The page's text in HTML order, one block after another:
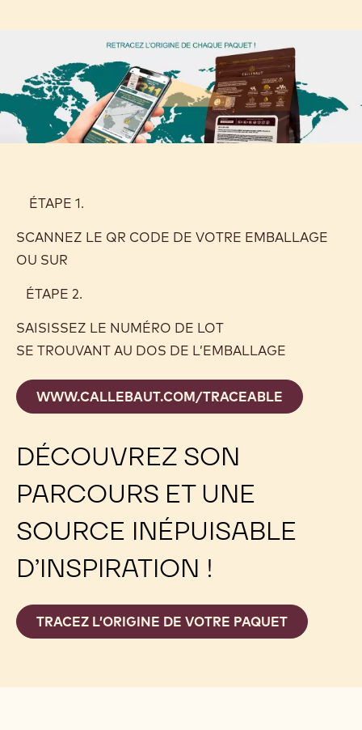
ÉTAPE 1.
SCANNEZ LE QR CODE DE VOTRE EMBALLAGE
OU SUR
ÉTAPE 2.
SAISISSEZ LE NUMÉRO DE LOT
SE TROUVANT AU DOS DE L’EMBALLAGE
WWW.CALLEBAUT.COM/TRACEABLE
DÉCOUVREZ SON
PARCOURS ET UNE
SOURCE INÉPUISABLE
D’INSPIRATION !
TRACEZ L’ORIGINE DE VOTRE PAQUET